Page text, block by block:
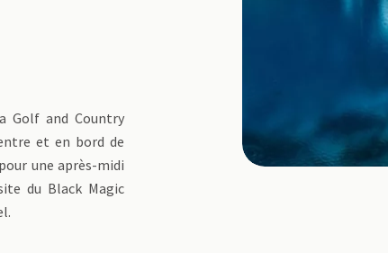
Golf and Country
et en bord de
une après-midi
du Black Magic